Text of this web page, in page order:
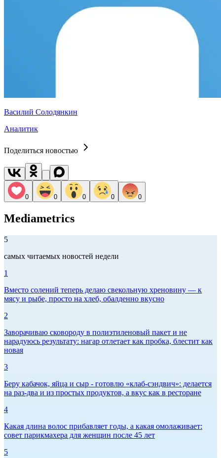
Василий Солодянкин
Аналитик
Поделиться новостью
0 0 0 0 0
Mediametrics
5
самых читаемых новостей недели
1
Вместо солений теперь делаю свекольную хреновину — к
мясу и рыбе, просто на хлеб, обалденно вкусно
2
Заворачиваю сковороду в полиэтиленовый пакет и не
нарадуюсь результату: нагар отлетает как пробка, блестит как
новая
3
Беру кабачок, яйца и сыр - готовлю «клаб-сэндвич»: делается
на раз-два и из простых продуктов, а вкус как в ресторане
4
Какая длина волос прибавляет годы, а какая омолаживает:
совет парикмахера для женщин после 45 лет
5